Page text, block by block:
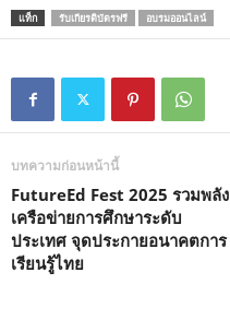
แท็ก รับเกียรติบัตรฟรี อบรมออนไลน์
บทความก่อนหน้านี้
FutureEd Fest 2025 รวมพลัง
เครือข่ายการศึกษาระดับ
ประเทศ จุดประกายอนาคตการ
เรียนรู้ไทย